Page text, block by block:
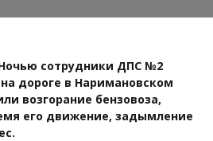
сотрудники ДПС №2
дороге в Наримановском
возгорание бензовоза,
его движение, задымление